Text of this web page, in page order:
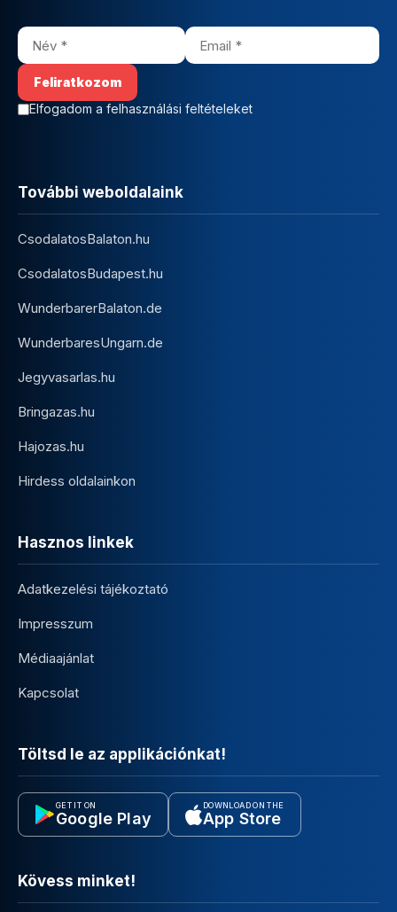
Elfogadom a felhasználási feltételeket
További weboldalaink
CsodalatosBalaton.hu
CsodalatosBudapest.hu
WunderbarerBalaton.de
WunderbaresUngarn.de
Jegyvasarlas.hu
Bringazas.hu
Hajozas.hu
Hirdess oldalainkon
Hasznos linkek
Adatkezelési tájékoztató
Impresszum
Médiaajánlat
Kapcsolat
Töltsd le az applikációnkat!
GET IT ON
Google Play
DOWNLOAD ON THE
App Store
Kövess minket!